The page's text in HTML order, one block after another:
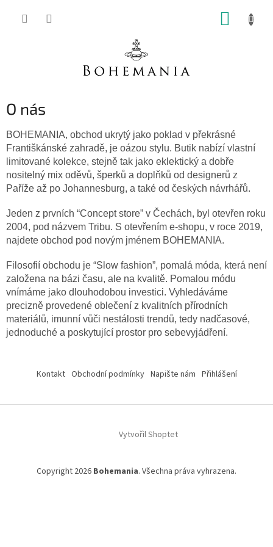
O nás
BOHEMANIA, obchod ukrytý jako poklad v překrásné
Františkánské zahradě, je oázou stylu. Butik nabízí vlastní
limitované kolekce, stejně tak jako eklektický a dobře
nositelný mix oděvů, šperků a doplňků od designerů z
Paříže až po Johannesburg, a také od českých návrhářů.
Jeden z prvních “Concept store” v Čechách, byl otevřen roku
2004, pod názvem Tribu. S otevřením e-shopu, v roce 2019,
najdete obchod pod novým jménem BOHEMANIA.
Filosofií obchodu je “Slow fashion”, pomalá móda, která není
založena na bázi času, ale na kvalitě. Pomalou módu
vnímáme jako dlouhodobou investici. Vyhledáváme
precizně provedené oblečení z kvalitních přírodních
materiálů, imunní vůči nestálosti trendů, tedy nadčasové,
jednoduché a poskytující prostor pro sebevyjádření.
Kontakt Obchodní podmínky Napište nám Přihlášení
Vytvořil Shoptet
Copyright 2026 Bohemania. Všechna práva vyhrazena.